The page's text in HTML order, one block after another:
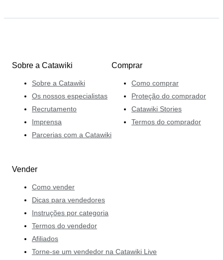
Sobre a Catawiki
Sobre a Catawiki
Os nossos especialistas
Recrutamento
Imprensa
Parcerias com a Catawiki
Comprar
Como comprar
Proteção do comprador
Catawiki Stories
Termos do comprador
Vender
Como vender
Dicas para vendedores
Instruções por categoria
Termos do vendedor
Afiliados
Torne-se um vendedor na Catawiki Live